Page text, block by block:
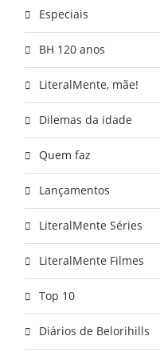
Especiais
BH 120 anos
LiteralMente, mãe!
Dilemas da idade
Quem faz
Lançamentos
LiteralMente Séries
LiteralMente Filmes
Top 10
Diários de Belorihills